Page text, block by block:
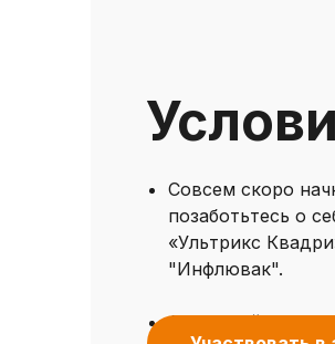
Совсем скоро
позаботьтесь о
«Ультрикс
"Инфлювак".
Для семей у нас